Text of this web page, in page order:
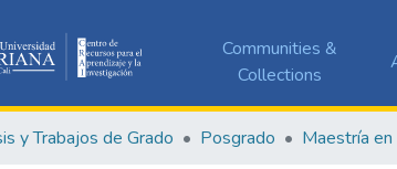
Communities &
Collections
y Trabajos de Grado Posgrado